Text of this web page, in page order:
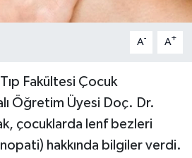
A- A+
Fakültesi Çocuk
Öğretim Üyesi Doç. Dr.
çocuklarda lenf bezleri
hakkında bilgiler verdi.